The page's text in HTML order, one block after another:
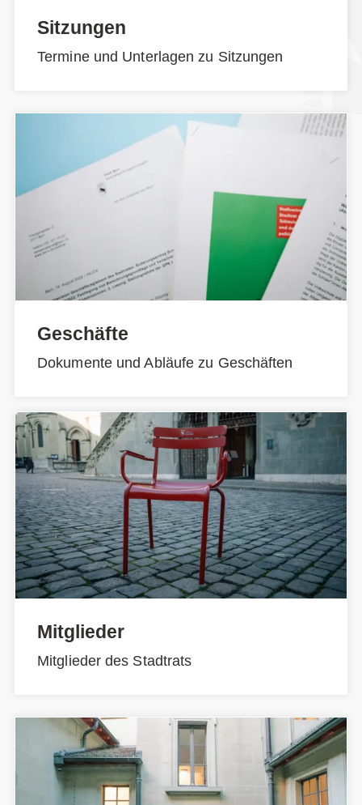
Sitzungen
Termine und Unterlagen zu Sitzungen
Geschäfte
Dokumente und Abläufe zu Geschäften
Mitglieder
Mitglieder des Stadtrats